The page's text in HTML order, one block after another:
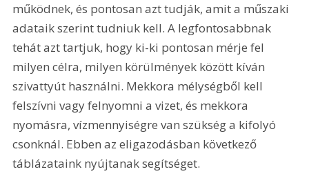
működnek, és pontosan azt tudják, amit a műszaki
adataik szerint tudniuk kell. A legfontosabbnak
tehát azt tartjuk, hogy ki-ki pontosan mérje fel
milyen célra, milyen körülmények között kíván
szivattyút használni. Mekkora mélységből kell
felszívni vagy felnyomni a vizet, és mekkora
nyomásra, vízmennyiségre van szükség a kifolyó
csonknál. Ebben az eligazodásban következő
táblázataink nyújtanak segítséget.